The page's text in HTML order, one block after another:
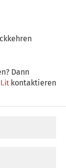
Dann
kontaktieren